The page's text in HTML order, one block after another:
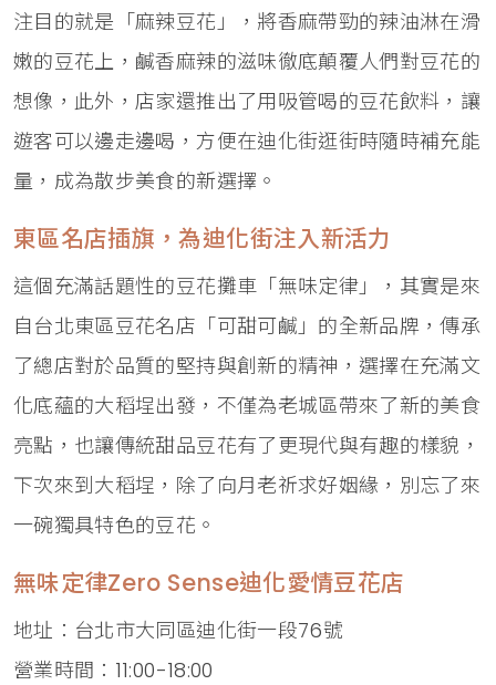
注目的就是「麻辣豆花」，將香麻帶勁的辣油淋在滑
嫩的豆花上，鹹香麻辣的滋味徹底顛覆人們對豆花的
想像，此外，店家還推出了用吸管喝的豆花飲料，讓
遊客可以邊走邊喝，方便在迪化街逛街時隨時補充能
量，成為散步美食的新選擇。
東區名店插旗，為迪化街注入新活力
這個充滿話題性的豆花攤車「無味定律」，其實是來
自台北東區豆花名店「可甜可鹹」的全新品牌，傳承
了總店對於品質的堅持與創新的精神，選擇在充滿文
化底蘊的大稻埕出發，不僅為老城區帶來了新的美食
亮點，也讓傳統甜品豆花有了更現代與有趣的樣貌，
下次來到大稻埕，除了向月老祈求好姻緣，別忘了來
一碗獨具特色的豆花。
無味定律Zero Sense迪化愛情豆花店
地址：台北市大同區迪化街一段76號
營業時間：11:00-18:00